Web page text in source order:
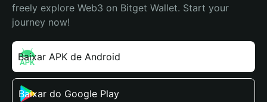
freely explore Web3 on Bitget Wallet. Start your
journey now!
Baixar APK de Android
Baixar do Google Play